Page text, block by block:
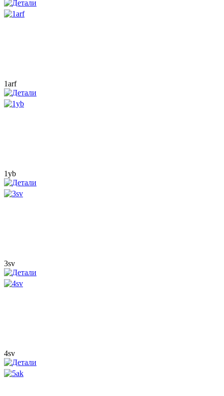
1arf
1yb
3sv
4sv